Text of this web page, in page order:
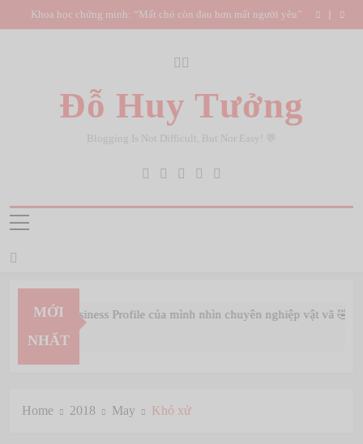
to
có
Khoa học chứng minh: “Mất chó còn đau hơn mất người yêu”
Đỗ Huy Tưởng
Blogging Is Not Difficult, But Nor Easy! 💬
MỚI
NHẤT
PayPal Business Profile của mình nhìn chuyên nghiệp vật vã 🤣
Feb 22, 2026
Home 2018 May Khó xử